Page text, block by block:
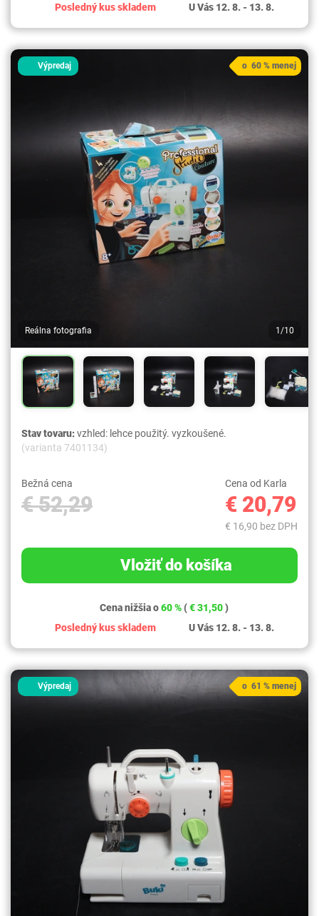
Posledný kus skladem
U Vás 12. 8. - 13. 8.
Výpredaj
Reálna fotografia 1/10
o 60 % menej
Stav tovaru:vzhled: lehce použitý. vyzkoušené.
(varianta 7401134)
Bežná cena
€ 52,29
Cena od Karla
€ 20,79
€ 16,90 bez DPH
Vložiť do košíka
Cena nižšia o60 % (€ 31,50)
Posledný kus skladem
U Vás 12. 8. - 13. 8.
Výpredaj o 61 % menej